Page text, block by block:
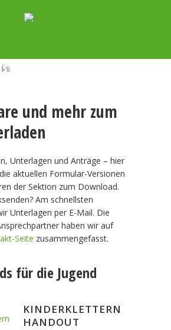
und mehr zum
Unterlagen und Anträge – hier
aktuellen Formular-Versionen
der Sektion zum Download.
Am schnellsten
Unterlagen per E-Mail. Die
haben wir auf
Seite zusammengefasst.
für die Jugend
KINDERKLETTERN
HANDOUT